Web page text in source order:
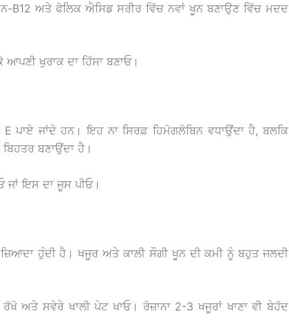
B12 ਅਤੇ ਫੋਲਿਕ ਐਸਿਡ ਸਰੀਰ ਵਿੱਚ ਨਵਾਂ ਖੂਨ ਬਣਾਉਣ ਵਿੱਚ ਮਦਦ
ਖੁਰਾਕ ਦਾ ਹਿੱਸਾ ਬਣਾਓ।
ਪਾਏ ਜਾਂਦੇ ਹਨ। ਇਹ ਨਾ ਸਿਰਫ਼ ਹਿਮੋਗਲੋਬਿਨ ਵਧਾਉਂਦਾ ਹੈ, ਬਲਕਿ
ਬਣਾਉਂਦਾ ਹੈ।
ਜਾਂ ਇਸ ਦਾ ਜੂਸ ਪੀਓ।
ਹੁੰਦੀ ਹੈ। ਖਜੂਰ ਅਤੇ ਕਾਲੀ ਸੌਗੀ ਖੂਨ ਦੀ ਕਮੀ ਨੂੰ ਬਹੁਤ ਜਲਦੀ
ਅਤੇ ਸਵੇਰੇ ਖਾਲੀ ਪੇਟ ਖਾਓ। ਰੋਜ਼ਾਨਾ 2-3 ਖਜੂਰਾਂ ਖਾਣਾ ਵੀ ਬੇਹੱਦ